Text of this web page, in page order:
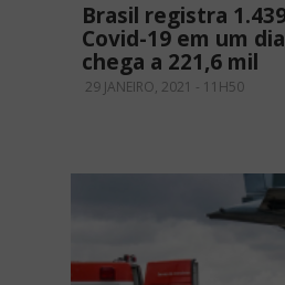
Brasil registra
Covid-19 em um
chega a 221,6 mil
29 JANEIRO, 2021 - 11H50